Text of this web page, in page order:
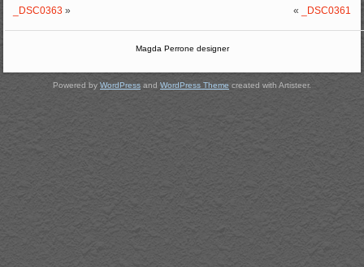
_DSC0363 » « _DSC0361
Magda Perrone designer
Powered by WordPress and WordPress Theme created with Artisteer.